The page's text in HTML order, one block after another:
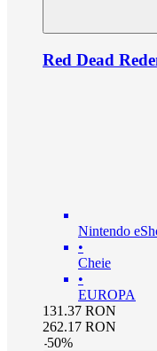
Red Dead
Nintendo
•
Cheie
•
EUROPA
131.37 RON
262.17 RON
-50%